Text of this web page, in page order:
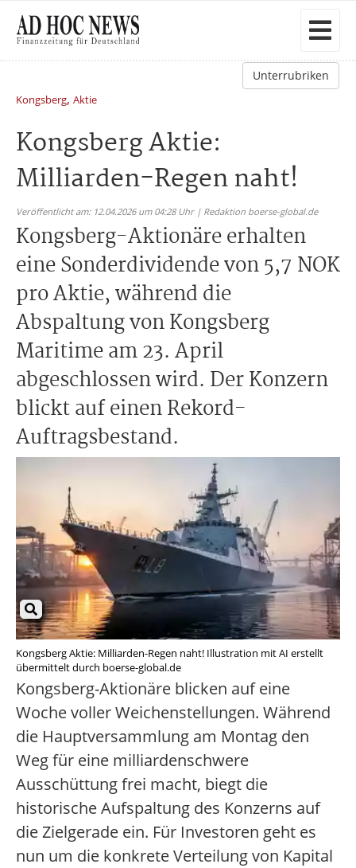
Unterrubriken
Kongsberg, Aktie
Kongsberg Aktie:
Milliarden-Regen naht!
Veröffentlicht am: 12.04.2026 um 04:28 Uhr | Redaktion boerse-global.de
Kongsberg-Aktionäre erhalten
eine Sonderdividende von 5,7 NOK
pro Aktie, während die
Abspaltung von Kongsberg
Maritime am 23. April
abgeschlossen wird. Der Konzern
blickt auf einen Rekord-
Auftragsbestand.
Kongsberg Aktie: Milliarden-Regen naht! Illustration mit AI erstellt
übermittelt durch boerse-global.de
Kongsberg-Aktionäre blicken auf eine
Woche voller Weichenstellungen. Während
die Hauptversammlung am Montag den
Weg für eine milliardenschwere
Ausschüttung frei macht, biegt die
historische Aufspaltung des Konzerns auf
die Zielgerade ein. Für Investoren geht es
nun um die konkrete Verteilung von Kapital